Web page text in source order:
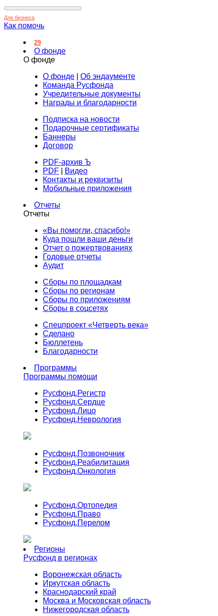
Для бизнеса
Как помочь
29
О фонде
О фонде
О фонде
Об эндаументе
Команда Русфонда
Учредительные документы
Награды и благодарности
Подписка на новости
Подарочные сертификаты
Баннеры
Договор
PDF-архив Ъ
PDF
Видео
Контакты и реквизиты
Мобильные приложения
Отчеты
Отчеты
«Вы помогли, спасибо!»
Куда пошли ваши деньги
Отчет о пожертвованиях
Годовые отчеты
Аудит
Сборы по площадкам
Сборы по регионам
Сборы по приложениям
Сборы в соцсетях
Спецпроект «Четверть века»
Сделано
Бюллетень
Благодарности
Программы
Программы помощи
Русфонд.Регистр
Русфонд.Сердце
Русфонд.Лицо
Русфонд.Неврология
Русфонд.Позвоночник
Русфонд.Реабилитация
Русфонд.Онкология
Русфонд.Ортопедия
Русфонд.Право
Русфонд.Перелом
Регионы
Русфонд в регионах
Воронежская область
Иркутская область
Краснодарский край
Москва и Московская область
Нижегородская область